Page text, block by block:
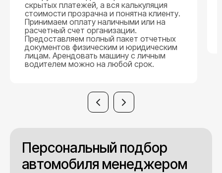
скрытых платежей, а вся калькуляция
стоимости прозрачна и понятна клиенту.
Принимаем оплату наличными или на
расчетный счет организации.
Предоставляем полный пакет отчетных
документов физическим и юридическим
лицам. Арендовать машину с личным
водителем можно на любой срок.
Персональный подбор
автомобиля менеджером